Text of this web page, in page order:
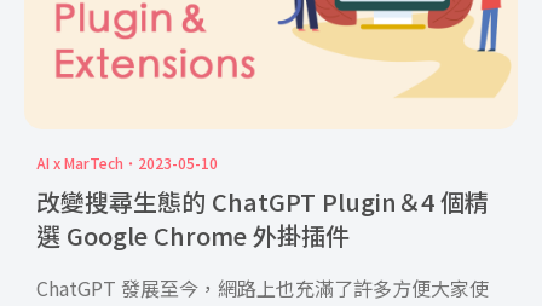
AI x MarTech 2023-05-10
改變搜尋生態的 ChatGPT Plugin＆4 個精
選 Google Chrome 外掛插件
ChatGPT 發展至今，網路上也充滿了許多方便大家使